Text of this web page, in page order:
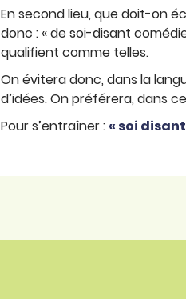
En second lieu, que doit-on
donc : « de soi-disant
qualifient comme telles.
On évitera donc, dans la
d’idées. On préférera, dans
Pour s’entraîner : « soi